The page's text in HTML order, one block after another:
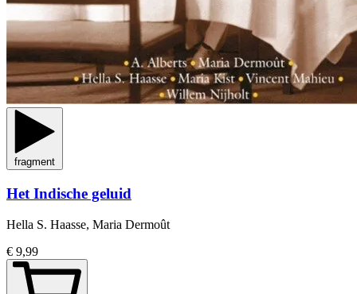
fragment
Het Indische geluid
Hella S. Haasse, Maria Dermoût
€ 9,99